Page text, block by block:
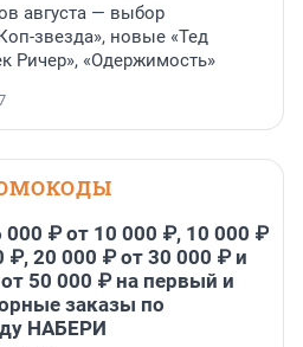
августа — выбор
звезда», новые «Тед
Ричер», «Одержимость»
000 ₽ от 10 000 ₽, 10 000 ₽
₽, 20 000 ₽ от 30 000 ₽ и
50 000 ₽ на первый и
заказы по
НАБЕРИ